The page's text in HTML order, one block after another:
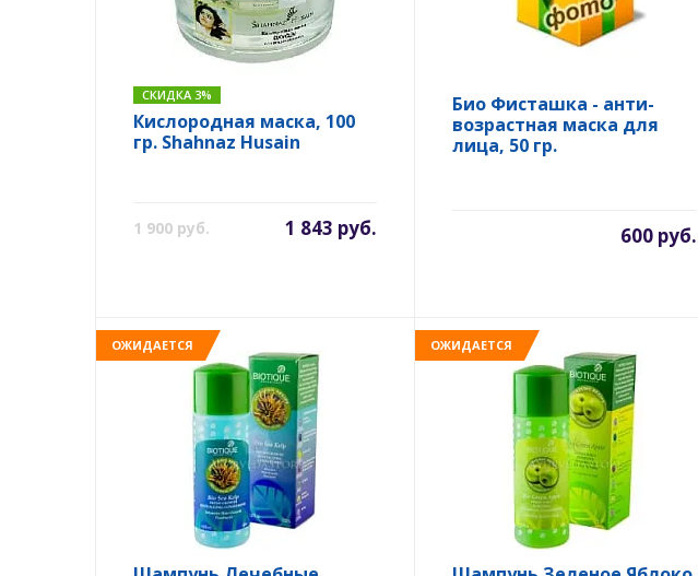
СКИДКА 3%
Кислородная маска, 100
гр. Shahnaz Husain
1 900 руб. 1 843 руб.
Био Фисташка - анти-
возрастная маска для
лица, 50 гр.
600 руб.
ОЖИДАЕТСЯ ОЖИДАЕТСЯ